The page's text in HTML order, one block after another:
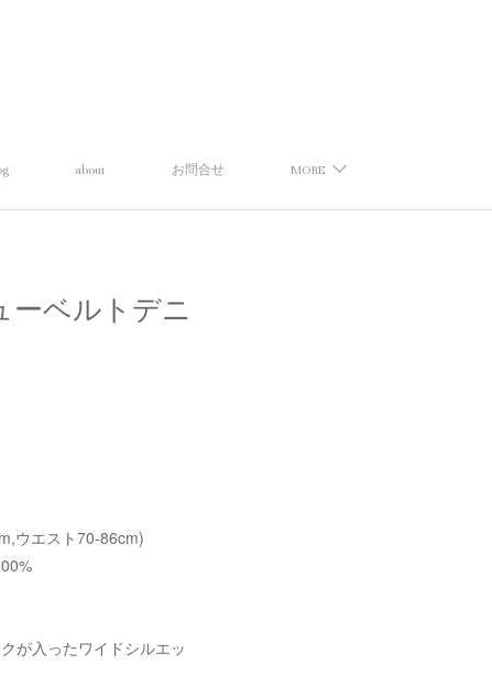
about お問合せ MORE
ーベルトデニ
ウエスト70-86cm)
が入ったワイドシルエッ